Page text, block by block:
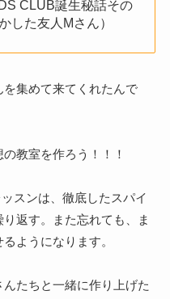
CLUB誕生秘話その
した友人Mさん）
集めて来てくれたんで
教室を作ろう！！！
スンは、徹底したスパイ
返す。また忘れても、ま
ようになります。
たちと一緒に作り上げた